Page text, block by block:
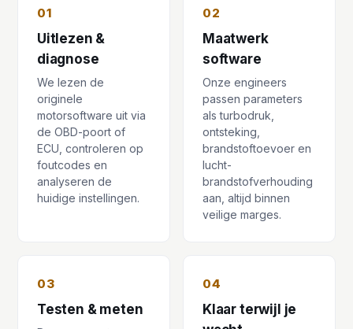
01
Uitlezen &
diagnose
We lezen de
originele
motorsoftware uit via
de OBD-poort of
ECU, controleren op
foutcodes en
analyseren de
huidige instellingen.
02
Maatwerk
software
Onze engineers
passen parameters
als turbodruk,
ontsteking,
brandstoftoevoer en
lucht-
brandstofverhouding
aan, altijd binnen
veilige marges.
03
Testen & meten
04
Klaar terwijl je